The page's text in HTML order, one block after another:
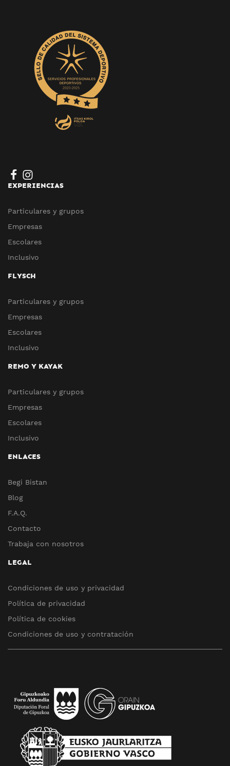
EXPERIENCIAS
Particulares y grupos
Empresas
Escolares
Inclusivo
FLYSCH
Particulares y grupos
Empresas
Escolares
Inclusivo
REMO Y KAYAK
Particulares y grupos
Empresas
Escolares
Inclusivo
ENLACES
Begi Bistan
Blog
F.A.Q.
Contacto
Trabaja con nosotros
LEGAL
Condiciones de uso y privacidad
Política de privacidad
Política de cookies
Condiciones de uso y contratación